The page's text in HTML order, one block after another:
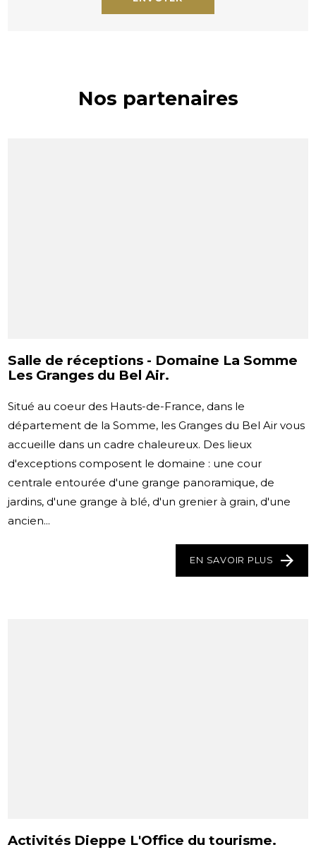
Nos partenaires
Salle de réceptions - Domaine La Somme
Les Granges du Bel Air.
Situé au coeur des Hauts-de-France, dans le
département de la Somme, les Granges du Bel Air vous
accueille dans un cadre chaleureux. Des lieux
d'exceptions composent le domaine : une cour
centrale entourée d'une grange panoramique, de
jardins, d'une grange à blé, d'un grenier à grain, d'une
ancien...
EN SAVOIR PLUS
Activités Dieppe L'Office du tourisme.